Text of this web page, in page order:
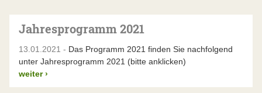
Jahresprogramm 2021
13.01.2021 - Das Programm 2021 finden Sie nachfolgend
unter Jahresprogramm 2021 (bitte anklicken)
weiter ›